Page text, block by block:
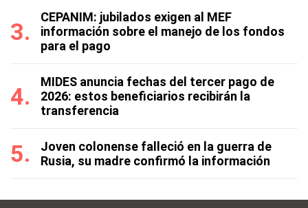
CEPANIM: jubilados exigen al MEF
información sobre el manejo de los fondos
para el pago
MIDES anuncia fechas del tercer pago de
2026: estos beneficiarios recibirán la
transferencia
Joven colonense falleció en la guerra de
Rusia, su madre confirmó la información